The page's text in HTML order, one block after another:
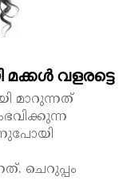
വളരട്ടെ
മാറുന്നത്
ചെറുപ്പം